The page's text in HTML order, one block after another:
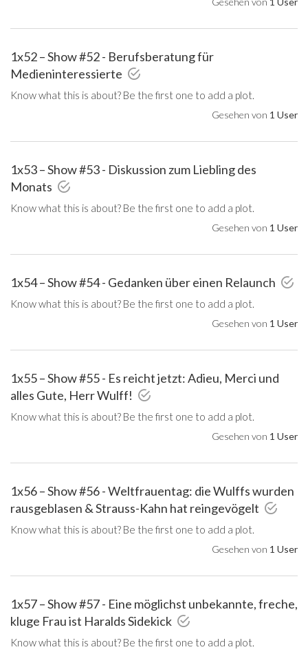
1x52 – Show #52 - Berufsberatung für
Medieninteressierte
Know what this is about? Be the first one to add a plot.
Gesehen von 1 User
1x53 – Show #53 - Diskussion zum Liebling des
Monats
Know what this is about? Be the first one to add a plot.
Gesehen von 1 User
1x54 – Show #54 - Gedanken über einen Relaunch
Know what this is about? Be the first one to add a plot.
Gesehen von 1 User
1x55 – Show #55 - Es reicht jetzt: Adieu, Merci und
alles Gute, Herr Wulff!
Know what this is about? Be the first one to add a plot.
Gesehen von 1 User
1x56 – Show #56 - Weltfrauentag: die Wulffs wurden
rausgeblasen & Strauss-Kahn hat reingevögelt
Know what this is about? Be the first one to add a plot.
Gesehen von 1 User
1x57 – Show #57 - Eine möglichst unbekannte, freche,
kluge Frau ist Haralds Sidekick
Know what this is about? Be the first one to add a plot.